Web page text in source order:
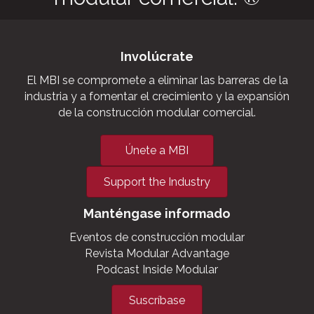
housing projects—
La voz de la construcción
modular comercial. ®
Involúcrate
El MBI se compromete a eliminar las barreras de la
industria y a fomentar el crecimiento y la expansión
de la construcción modular comercial.
Únete a MBI